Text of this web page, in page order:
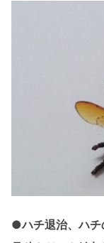
●ハチ退治、ハチ